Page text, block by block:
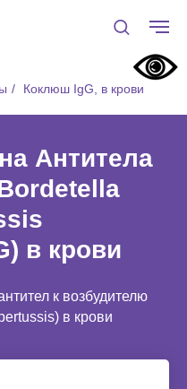
/ Коклюш IgG, в крови
Антитела
в крови
к возбудителю
в крови